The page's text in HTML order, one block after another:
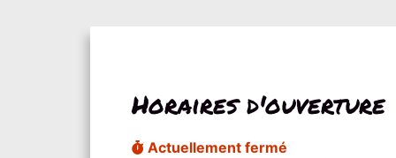
Horaires d'ouverture
Actuellement fermé